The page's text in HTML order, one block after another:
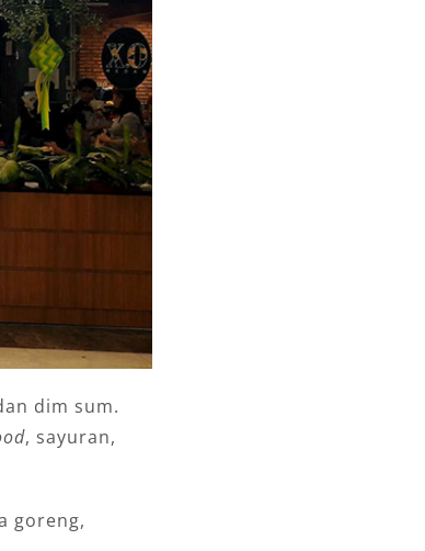
dim sum.
, sayuran,
goreng,